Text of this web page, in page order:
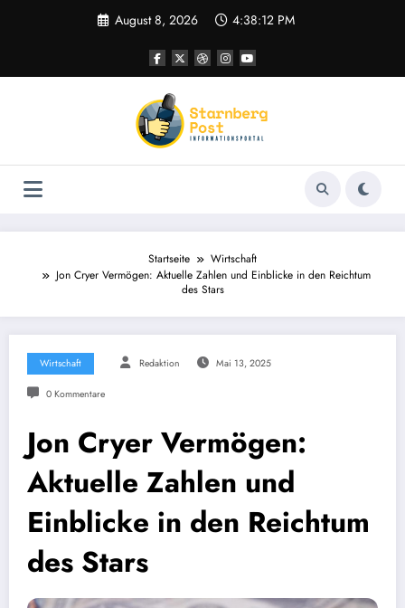
August 8, 2026 4:38:13 PM
Startseite
Wirtschaft
Jon Cryer Vermögen: Aktuelle Zahlen und Einblicke in den Reichtum
des Stars
Wirtschaft Redaktion Mai 13, 2025
0 Kommentare
Jon Cryer Vermögen:
Aktuelle Zahlen und
Einblicke in den Reichtum
des Stars